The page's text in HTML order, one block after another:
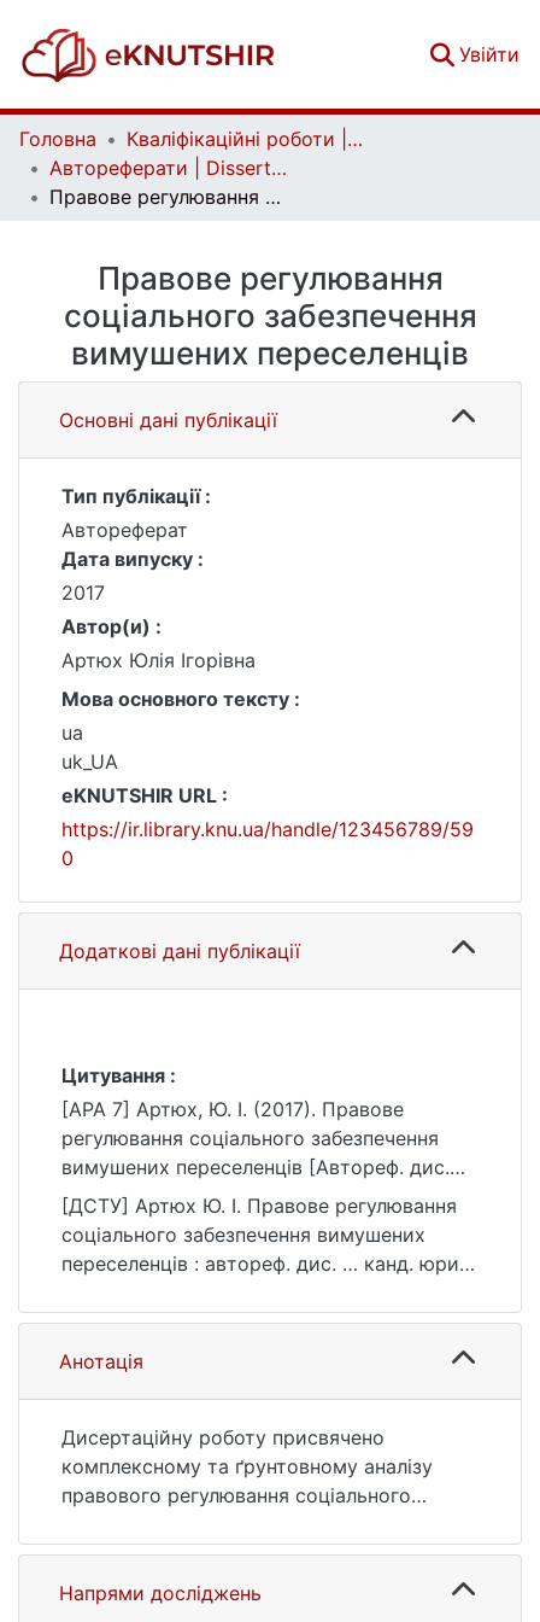
Увійти
Головна
Кваліфікаційні роботи | Qualifying works
Автореферати | Dissertation abstract
Правове регулювання соціального забезпечення вимушених переселенців
Правове регулювання
соціального забезпечення
вимушених переселенців
Основні дані публікації
Тип публікації :
Автореферат
Дата випуску :
2017
Автор(и) :
Артюх Юлія Ігорівна
Мова основного тексту :
ua
uk_UA
eKNUTSHIR URL :
https://ir.library.knu.ua/handle/123456789/59
0
Додаткові дані публікації
Цитування :
[APA 7] Артюх, Ю. І. (2017). Правове
регулювання соціального забезпечення
вимушених переселенців [Автореф. дис.
канд. юрид. наук, Київський національний
університет імені Тараса Шевченка].
eKNUTSHIR.
https://ir.library.knu.ua/handle/123456789/59
0
[ДСТУ] Артюх Ю. І. Правове регулювання
соціального забезпечення вимушених
переселенців : автореф. дис. … канд. юрид.
https://ir.library.knu.ua/handle/123456789/59
0 (дата звернення: 25.07.2026).
Анотація
Дисертаційну роботу присвячено
комплексному та ґрунтовному аналізу
правового регулювання соціального
роботі з’ясовано сутність соціального
забезпечення вимушених переселенців,
визначено поняття соціального
Напрями досліджень